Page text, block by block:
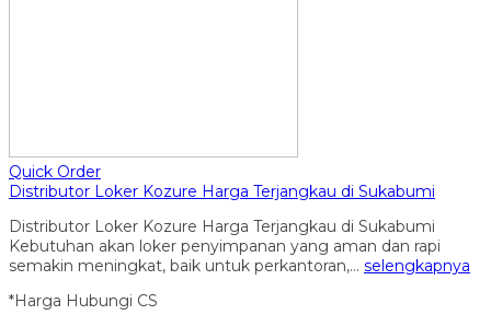
Quick Order
Distributor Loker Kozure Harga Terjangkau di Sukabumi
Distributor Loker Kozure Harga Terjangkau di Sukabumi
Kebutuhan akan loker penyimpanan yang aman dan rapi
semakin meningkat, baik untuk perkantoran,… selengkapnya
*Harga Hubungi CS